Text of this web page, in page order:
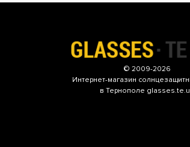
© 2009-2026
Интернет-магазин
в Тернополе